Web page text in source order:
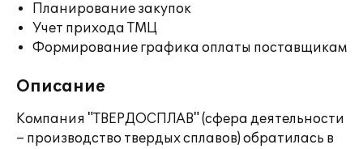
Планирование закупок
Учет прихода ТМЦ
Формирование графика оплаты поставщикам
Описание
Компания "ТВЕРДОСПЛАВ" (сфера деятельности
– производство твердых сплавов) обратилась в